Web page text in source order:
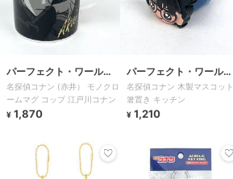
パーフェクト・ワール
ド・トーキョー
名探偵コナン (赤井） モノクロ
ームマグ コップ 江戸川コナン
¥ 1,870
パーフェクト・ワール
ド・トーキョー
名探偵コナン 木製マスコット
箸置き キッチン
¥ 1,210